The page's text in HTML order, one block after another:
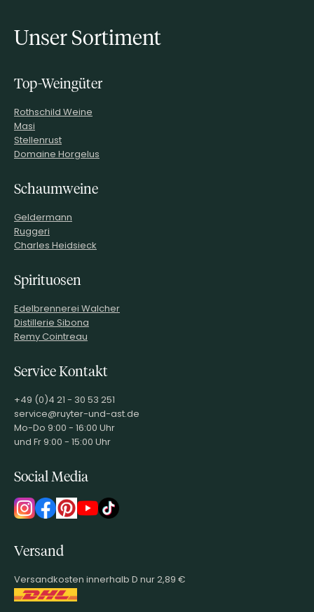
Unser Sortiment
Top-Weingüter
Rothschild Weine
Masi
Stellenrust
Domaine Horgelus
Schaumweine
Geldermann
Ruggeri
Charles Heidsieck
Spirituosen
Edelbrennerei Walcher
Distillerie Sibona
Remy Cointreau
Service Kontakt
+49 (0)4 21 - 30 53 251
service@ruyter-und-ast.de
Mo-Do 9:00 - 16:00 Uhr
und Fr 9:00 - 15:00 Uhr
Social Media
Versand
Versandkosten innerhalb D nur 2,89 €